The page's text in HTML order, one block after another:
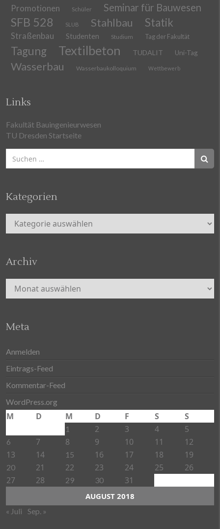
Promotionen Schüler Seminar für Bauwesen
SFB 528 SLUB Stahlbau Statik
Straßenbau Studenten Studium Tag der Fakultät
Tagung Textilbeton TUDALIT Uni-Tag
Wasserbau Wasserbaukolloquium Wettbewerb
Links
Fakultät Bauingenieurwesen
TU Dresden Startseite
nach:
Kategorien
Kategorien
Archiv
Archiv
Meta
Anmelden
Eintrags-Feed
Kommentar-Feed
WordPress.org
AUGUST 2018
M D M D F S S
1 2 3 4 5
6 7 8 9 10 11
12
13
14 15 16 17 18 19
20 21 22 23 24 25
26
27
28 29 30 31
« Juli Sep. »